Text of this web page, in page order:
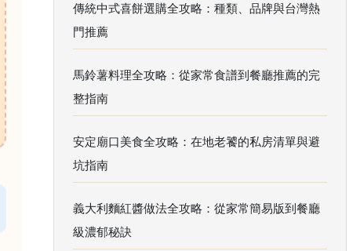
傳統中式喜餅選購全攻略：種類、品牌與台灣熱
門推薦
馬鈴薯料理全攻略：從家常食譜到餐廳推薦的完
整指南
安定廟口美食全攻略：在地老饕的私房清單與避
坑指南
義大利麵紅醬做法全攻略：從家常簡易版到餐廳
級濃郁秘訣